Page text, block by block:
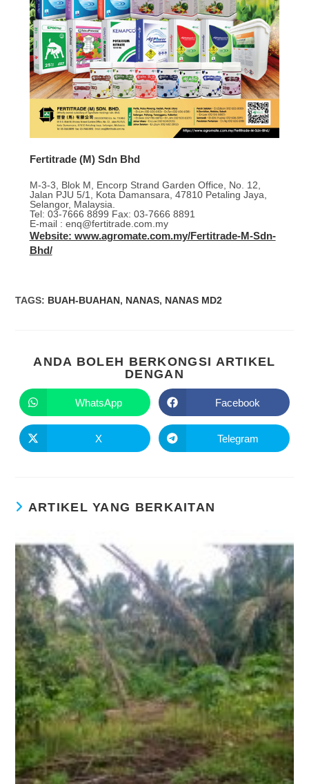
Fertitrade (M) Sdn Bhd
M-3-3, Blok M, Encorp Strand Garden Office, No. 12,
Jalan PJU 5/1, Kota Damansara, 47810 Petaling Jaya,
Selangor, Malaysia.
Tel: 03-7666 8899 Fax: 03-7666 8891
E-mail : enq@fertitrade.com.my
Website: www.agromate.com.my/Fertitrade-M-Sdn-
Bhd/
TAGS: BUAH-BUAHAN, NANAS, NANAS MD2
ANDA BOLEH BERKONGSI ARTIKEL
DENGAN
WhatsApp Facebook
X Telegram
ARTIKEL YANG BERKAITAN